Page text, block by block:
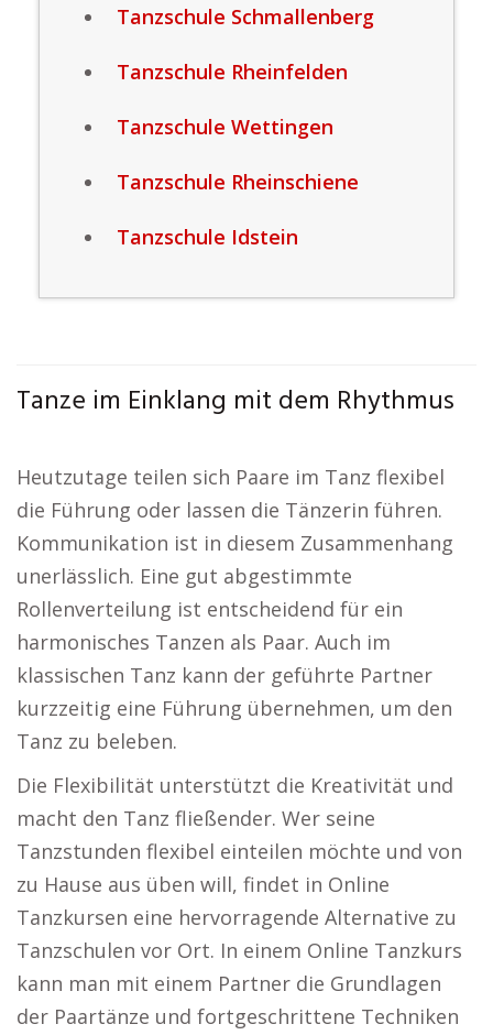
Tanzschule Schmallenberg
Tanzschule Rheinfelden
Tanzschule Wettingen
Tanzschule Rheinschiene
Tanzschule Idstein
Tanze im Einklang mit dem Rhythmus
Heutzutage teilen sich Paare im Tanz flexibel
die Führung oder lassen die Tänzerin führen.
Kommunikation ist in diesem Zusammenhang
unerlässlich. Eine gut abgestimmte
Rollenverteilung ist entscheidend für ein
harmonisches Tanzen als Paar. Auch im
klassischen Tanz kann der geführte Partner
kurzzeitig eine Führung übernehmen, um den
Tanz zu beleben.
Die Flexibilität unterstützt die Kreativität und
macht den Tanz fließender. Wer seine
Tanzstunden flexibel einteilen möchte und von
zu Hause aus üben will, findet in Online
Tanzkursen eine hervorragende Alternative zu
Tanzschulen vor Ort. In einem Online Tanzkurs
kann man mit einem Partner die Grundlagen
der Paartänze und fortgeschrittene Techniken